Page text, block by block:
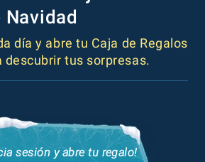
Navidad
día y abre tu Caja de Regalos
descubrir tus sorpresas.
sesión y abre tu regalo!